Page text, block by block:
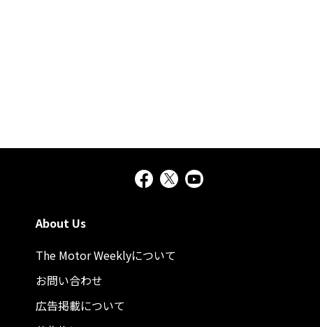
About Us
The Motor Weeklyについて
お問い合わせ
広告掲載について